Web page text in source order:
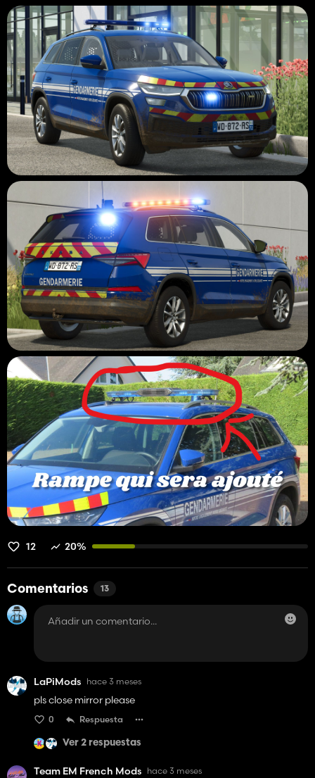
12 20%
Comentarios 13
LaPiMods hace 3 meses
pls close mirror please
0 Respuesta
Ver 2 respuestas
Team EM French Mods hace 3 meses